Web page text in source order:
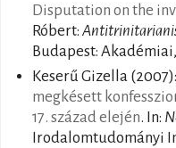
Disputation on the
Róbert:
Budapest:
Keserű Gizella (2007):
megkésett
17. század elején. In:
Irodalomtudományi